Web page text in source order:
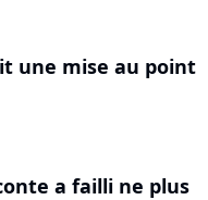
une mise au point
a failli ne plus